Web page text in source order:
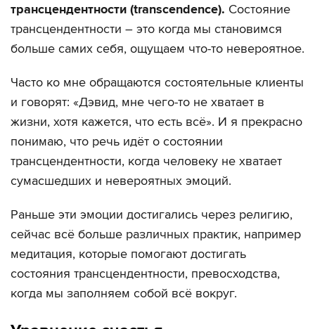
трансцендентности (transcendence). Состояние
трансцендентности – это когда мы становимся
больше самих себя, ощущаем что-то невероятное.
Часто ко мне обращаются состоятельные клиенты
и говорят: «Дэвид, мне чего-то не хватает в
жизни, хотя кажется, что есть всё». И я прекрасно
понимаю, что речь идёт о состоянии
трансцендентности, когда человеку не хватает
сумасшедших и невероятных эмоций.
Раньше эти эмоции достигались через религию,
сейчас всё больше различных практик, например
медитация, которые помогают достигать
состояния трансцендентности, превосходства,
когда мы заполняем собой всё вокруг.